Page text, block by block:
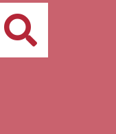
Buscar